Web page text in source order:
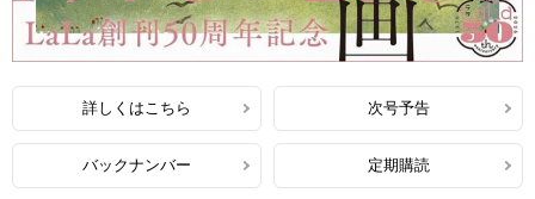
詳しくはこちら 次号予告
バックナンバー 定期購読